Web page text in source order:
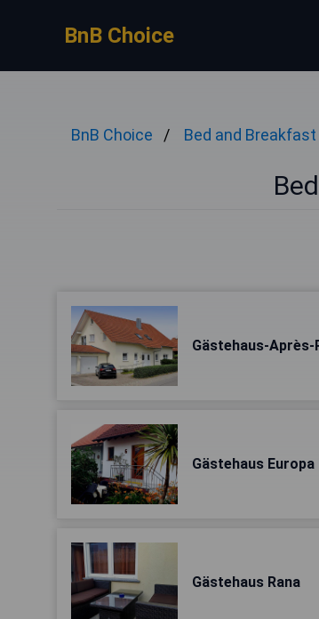
BnB Choice
BnB Choice Bed and Breakfast
Gästehaus-Après-
Gästehaus Europa
Gästehaus Rana